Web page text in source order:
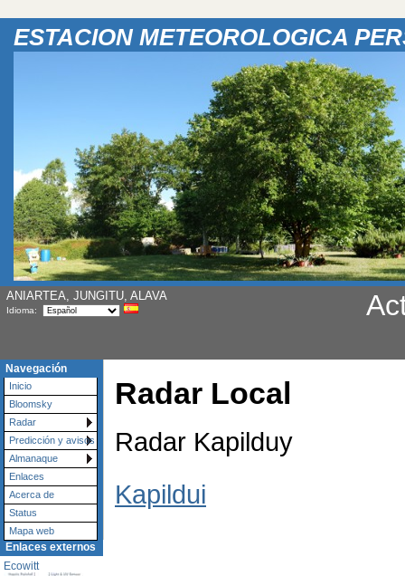
ESTACION METEOROLOGICA
ANIARTEA, JUNGITU, ALAVA
Idioma:
Navegación
Inicio
Bloomsky
Radar
Predicción y avisos
Almanaque
Enlaces
Acerca de
Status
Mapa web
Enlaces externos
Ecowitt
Radar Local
Radar Kapilduy
Kapildui